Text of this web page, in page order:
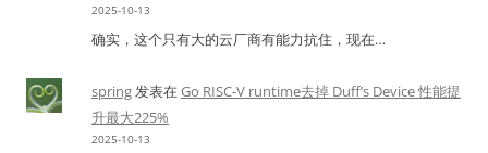
2025-10-13
确实，这个只有大的云厂商有能力抗住，现在…
spring发表在Go RISC-V runtime去掉 Duff’s Device 性能提
升最大225%
2025-10-13